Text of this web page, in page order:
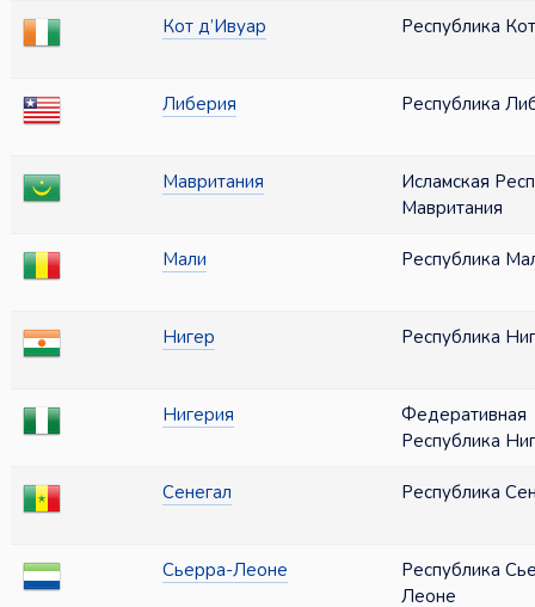
Кот д’Ивуар Республика
Либерия Республика
Мавритания
Исламская
Мавритания
Мали Республика
Нигер Республика
Нигерия
Федеративная
Республика
Сенегал Республика
Сьерра-Леоне
Республика
Леоне